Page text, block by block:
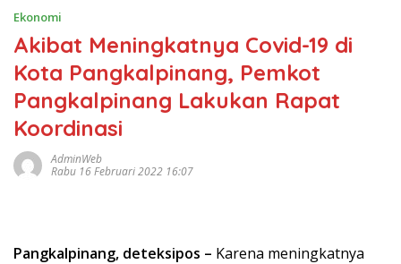
Ekonomi
Akibat Meningkatnya Covid-19 di
Kota Pangkalpinang, Pemkot
Pangkalpinang Lakukan Rapat
Koordinasi
AdminWeb
Rabu 16 Februari 2022 16:07
Pangkalpinang, deteksipos – Karena meningkatnya